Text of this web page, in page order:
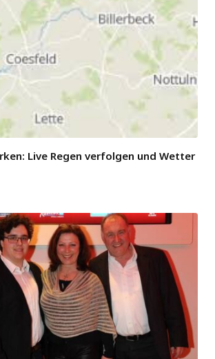
Live Regen verfolgen und Wetter